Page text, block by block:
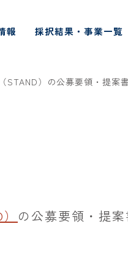
報 採択結果・事業一覧
STAND）の公募要領・提案
の公募要領・提